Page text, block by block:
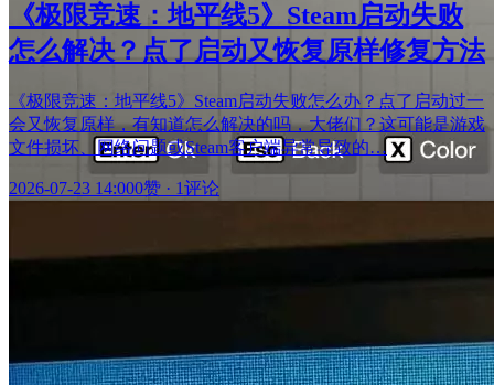
《极限竞速：地平线5》Steam启动失败
怎么解决？点了启动又恢复原样修复方法
《极限竞速：地平线5》Steam启动失败怎么办？点了启动过一
会又恢复原样，有知道怎么解决的吗，大佬们？这可能是游戏
文件损坏、网络问题或Steam客户端异常导致的…
2026-07-23 14:000赞 · 1评论